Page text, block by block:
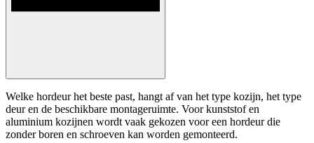
Welke hordeur het beste past, hangt af van het type kozijn, het type
deur en de beschikbare montageruimte. Voor kunststof en
aluminium kozijnen wordt vaak gekozen voor een hordeur die
zonder boren en schroeven kan worden gemonteerd.